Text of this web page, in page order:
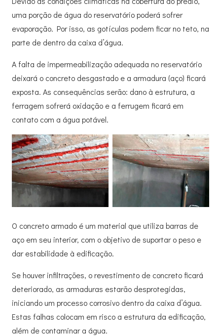
uma porção de água do reservatório poderá sofrer
evaporação. Por isso, as gotículas podem ficar no teto, na
parte de dentro da caixa d’água.
A falta de impermeabilização adequada no reservatório
deixará o concreto desgastado e a armadura (aço) ficará
exposta. As consequências serão: dano à estrutura, a
ferragem sofrerá oxidação e a ferrugem ficará em
contato com a água potável.
O concreto armado é um material que utiliza barras de
aço em seu interior, com o objetivo de suportar o peso e
dar estabilidade à edificação.
Se houver infiltrações, o revestimento de concreto ficará
deteriorado, as armaduras estarão desprotegidas,
iniciando um processo corrosivo dentro da caixa d’água.
Estas falhas colocam em risco a estrutura da edificação,
além de contaminar a água.